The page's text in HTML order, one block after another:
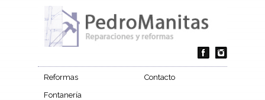
Reformas
Fontanería
Contacto